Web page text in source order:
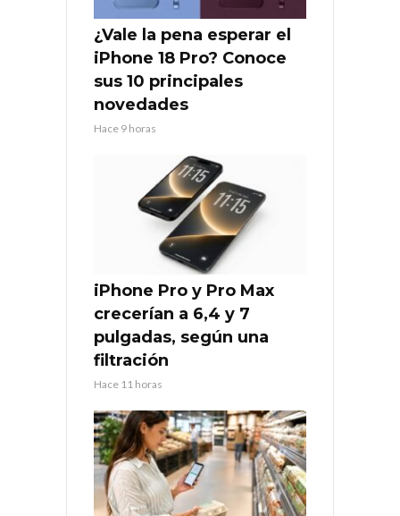
¿Vale la pena esperar el
iPhone 18 Pro? Conoce
sus 10 principales
novedades
Hace 9 horas
iPhone Pro y Pro Max
crecerían a 6,4 y 7
pulgadas, según una
filtración
Hace 11 horas